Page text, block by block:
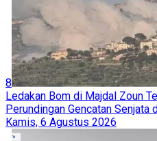
8
Ledakan Bom di Majdal Zoun
Perundingan Gencatan Senjata
Kamis, 6 Agustus 2026